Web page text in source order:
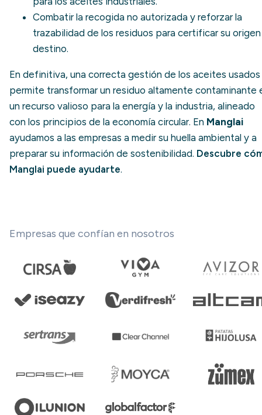
Combatir la recogida no autorizada y reforzar la
trazabilidad de los residuos para certificar su
destino.
En definitiva, una correcta gestión de los aceites usados
permite transformar un residuo altamente contaminante
un recurso valioso para la energía y la industria, alineado
con los principios de la economía circular. En Manglai
ayudamos a las empresas a medir su huella ambiental y a
preparar su información de sostenibilidad. Descubre
Manglai puede ayudarte.
Empresas que confían en nosotros